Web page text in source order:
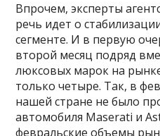
Впрочем, эксперты
речь идет о
сегменте. И в первую
второй месяц подряд
люксовых марок на
только четыре. Так, в
нашей стране не было
автомобиля Maserati и
февральские объемы